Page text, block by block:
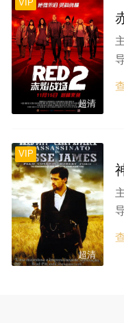
VIP
超清
VIP
超清